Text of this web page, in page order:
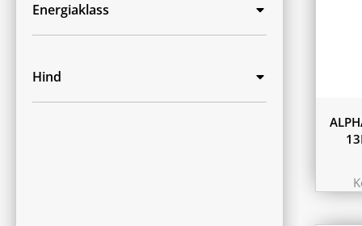
Energiaklass
Hind